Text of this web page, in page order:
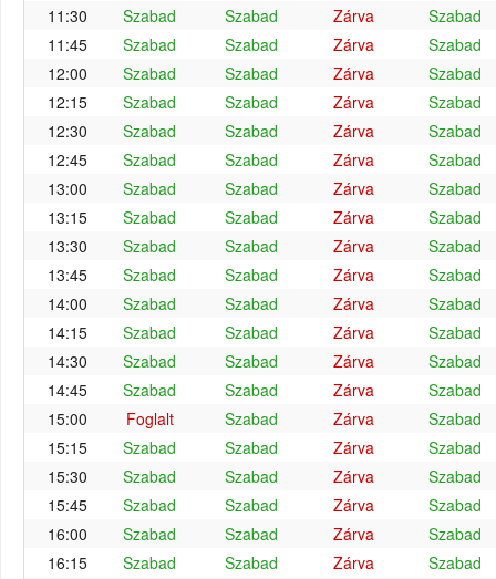
11:30
Szabad Szabad Zárva
Szabad
11:45
Szabad Szabad Zárva
Szabad
12:00
Szabad Szabad Zárva
Szabad
12:15
Szabad Szabad Zárva
Szabad
12:30
Szabad Szabad Zárva
Szabad
12:45
Szabad Szabad Zárva
Szabad
13:00
Szabad Szabad Zárva
Szabad
13:15
Szabad Szabad Zárva
Szabad
13:30
Szabad Szabad Zárva
Szabad
13:45
Szabad Szabad Zárva
Szabad
14:00
Szabad Szabad Zárva
Szabad
14:15
Szabad Szabad Zárva
Szabad
14:30
Szabad Szabad Zárva
Szabad
14:45
Szabad Szabad Zárva
Szabad
15:00
Foglalt Szabad Zárva
Szabad
15:15
Szabad Szabad Zárva
Szabad
15:30
Szabad Szabad Zárva
Szabad
15:45
Szabad Szabad Zárva
Szabad
16:00
Szabad Szabad Zárva
Szabad
16:15
Szabad Szabad Zárva Szabad